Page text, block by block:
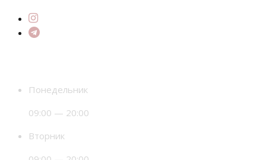
Понедельник
09:00 — 20:00
Вторник